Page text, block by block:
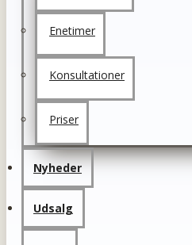
Enetimer
Konsultationer
Priser
Nyheder
Udsalg